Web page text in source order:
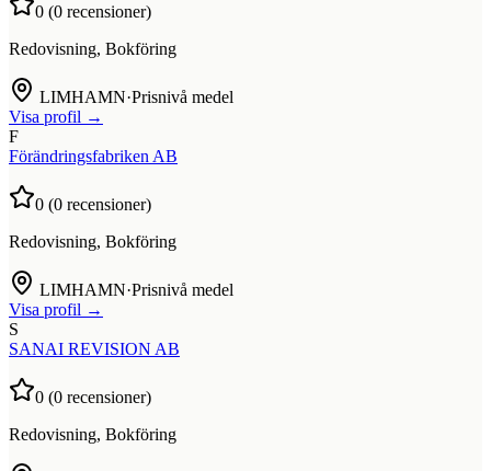
0 (0 recensioner)
Redovisning, Bokföring
LIMHAMN·Prisnivå medel
Visa profil →
F
Förändringsfabriken AB
0 (0 recensioner)
Redovisning, Bokföring
LIMHAMN·Prisnivå medel
Visa profil →
S
SANAI REVISION AB
0 (0 recensioner)
Redovisning, Bokföring